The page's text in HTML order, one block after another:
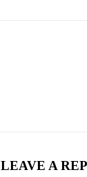
LEAVE A